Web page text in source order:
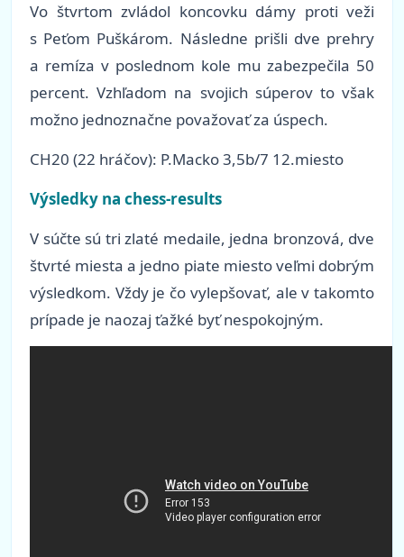
Vo štvrtom zvládol koncovku dámy proti veži
s Peťom Puškárom. Následne prišli dve prehry
a remíza v poslednom kole mu zabezpečila 50
percent. Vzhľadom na svojich súperov to však
možno jednoznačne považovať za úspech.
CH20 (22 hráčov): P.Macko 3,5b/7 12.miesto
Výsledky na chess-results
V súčte sú tri zlaté medaile, jedna bronzová, dve
štvrté miesta a jedno piate miesto veľmi dobrým
výsledkom. Vždy je čo vylepšovať, ale v takomto
prípade je naozaj ťažké byť nespokojným.